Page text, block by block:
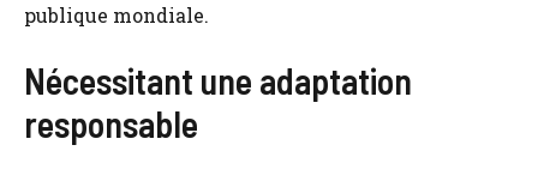
publique mondiale.
Nécessitant une adaptation
responsable